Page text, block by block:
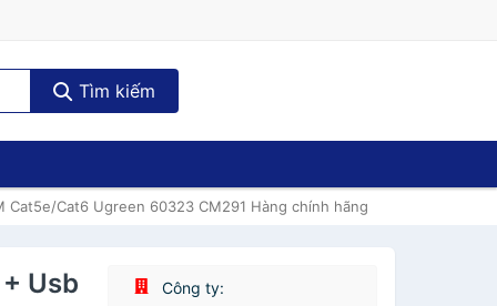
Tìm kiếm
Cat6 Ugreen 60323 CM291 Hàng chính hãng
Usb
Công ty: